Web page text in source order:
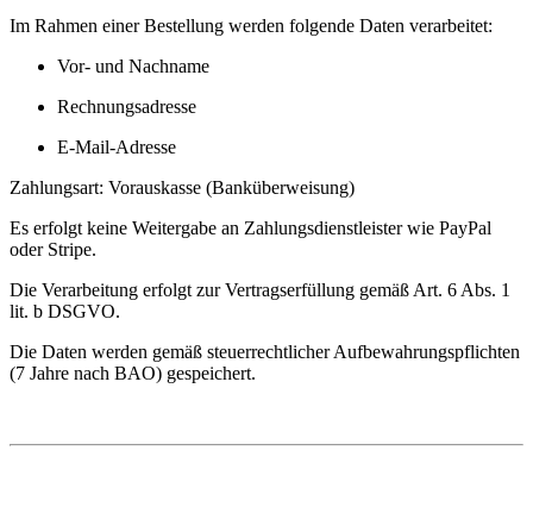
Im Rahmen einer Bestellung werden folgende Daten verarbeitet:
Vor- und Nachname
Rechnungsadresse
E-Mail-Adresse
Zahlungsart: Vorauskasse (Banküberweisung)
Es erfolgt keine Weitergabe an Zahlungsdienstleister wie PayPal
oder Stripe.
Die Verarbeitung erfolgt zur Vertragserfüllung gemäß Art. 6 Abs. 1
lit. b DSGVO.
Die Daten werden gemäß steuerrechtlicher Aufbewahrungspflichten
(7 Jahre nach BAO) gespeichert.